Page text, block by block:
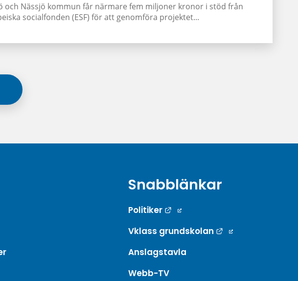
och Nässjö kommun får närmare fem miljoner kronor i stöd från
socialfonden (ESF) för att genomföra projektet...
Snabblänkar
Politiker
Länk till annan webbplats.
Vklass grundskolan
Länk till annan
Anslagstavla
Webb-TV